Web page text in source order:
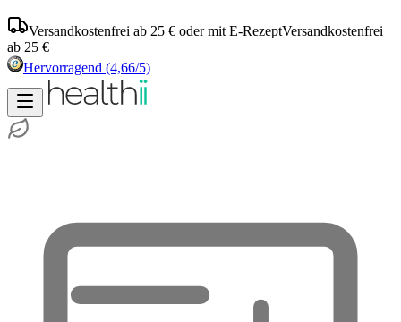
Versandkostenfrei ab 25 € oder mit E-RezeptVersandkostenfrei
ab 25 €
Hervorragend (4,66/5)